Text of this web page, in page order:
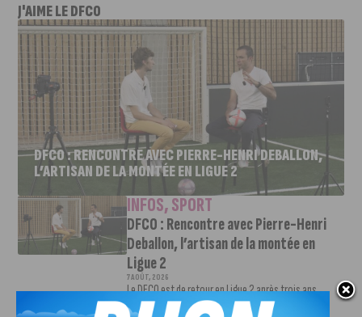
J'AIME LE DFCO
DFCO : RENCONTRE AVEC PIERRE-HENRI DEBALLON,
L’ARTISAN DE LA MONTÉE EN LIGUE 2
INFOS,SPORT
DFCO : Rencontre avec Pierre-Henri
Deballon, l’artisan de la montée en
Ligue 2
7 AOÛT, 2026
Le DFCO est de retour en Ligue 2 après trois ans
d’absence. La saison...